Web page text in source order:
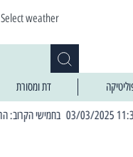
Select weather
דת ומסורת